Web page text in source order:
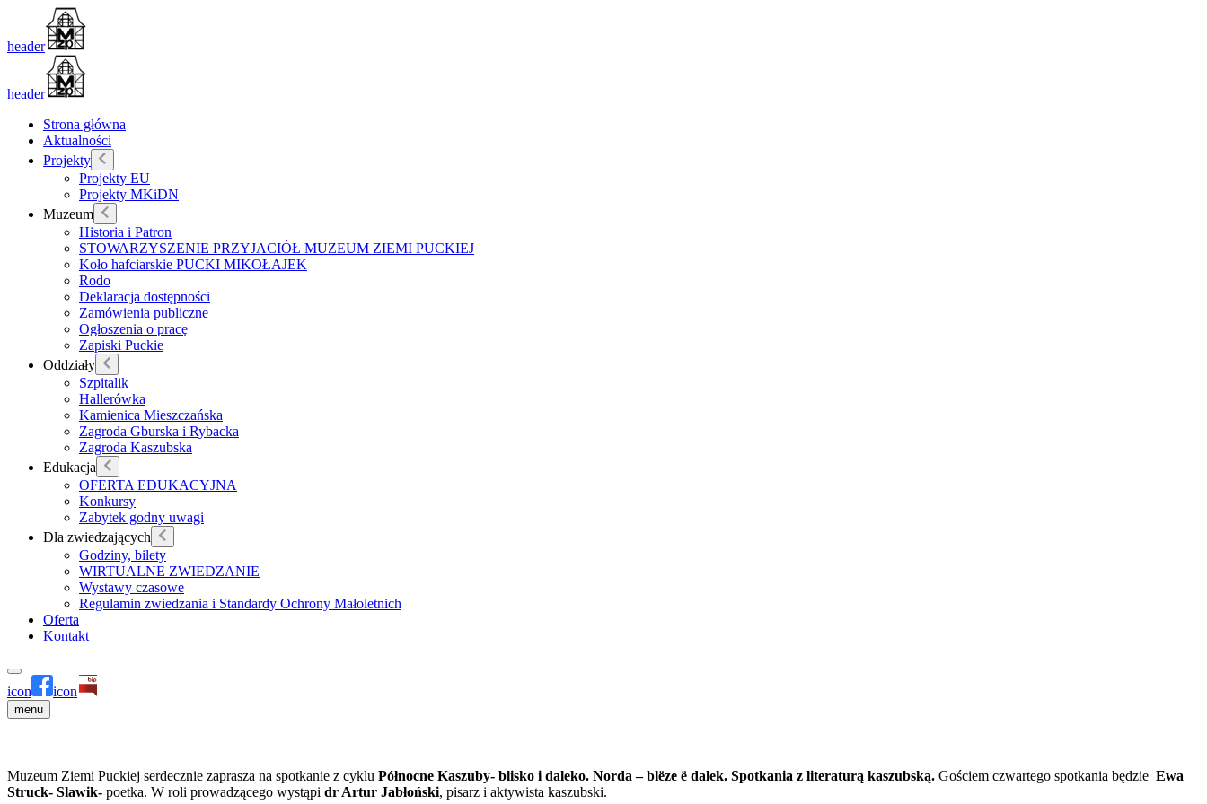
header
header
Strona główna
Aktualności
Projekty
Projekty EU
Projekty MKiDN
Muzeum
Historia i Patron
STOWARZYSZENIE PRZYJACIÓŁ MUZEUM ZIEMI PUCKIEJ
Koło hafciarskie PUCKI MIKOŁAJEK
Rodo
Deklaracja dostępności
Zamówienia publiczne
Ogłoszenia o pracę
Zapiski Puckie
Oddziały
Szpitalik
Hallerówka
Kamienica Mieszczańska
Zagroda Gburska i Rybacka
Zagroda Kaszubska
Edukacja
OFERTA EDUKACYJNA
Konkursy
Zabytek godny uwagi
Dla zwiedzających
Godziny, bilety
WIRTUALNE ZWIEDZANIE
Wystawy czasowe
Regulamin zwiedzania i Standardy Ochrony Małoletnich
Oferta
Kontakt
icon icon
menu
Muzeum Ziemi Puckiej serdecznie zaprasza na spotkanie z cyklu Północne Kaszuby- blisko i daleko. Norda – blëze ë dalek. Spotkania z literaturą kaszubską. Gościem czwartego spotkania będzie Ewa
Struck- Slawik- poetka. W roli prowadzącego wystąpi dr Artur Jabłoński, pisarz i aktywista kaszubski.